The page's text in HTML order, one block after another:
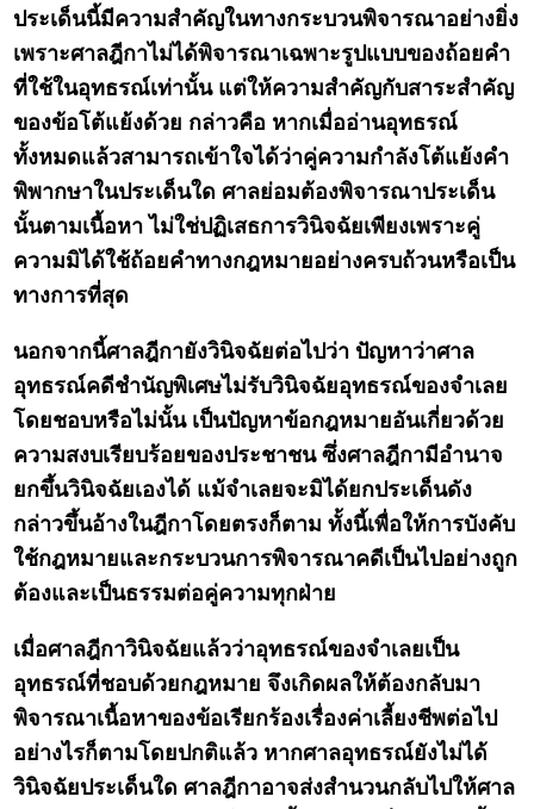
ประเด็นนี้มีความสำคัญในทางกระบวนพิจารณาอย่างยิ่ง
เพราะศาลฎีกาไม่ได้พิจารณาเฉพาะรูปแบบของถ้อยคำ
ที่ใช้ในอุทธรณ์เท่านั้น แต่ให้ความสำคัญกับสาระสำคัญ
ของข้อโต้แย้งด้วย กล่าวคือ หากเมื่ออ่านอุทธรณ์
ทั้งหมดแล้วสามารถเข้าใจได้ว่าคู่ความกำลังโต้แย้งคำ
พิพากษาในประเด็นใด ศาลย่อมต้องพิจารณาประเด็น
นั้นตามเนื้อหา ไม่ใช่ปฏิเสธการวินิจฉัยเพียงเพราะคู่
ความมิได้ใช้ถ้อยคำทางกฎหมายอย่างครบถ้วนหรือเป็น
ทางการที่สุด
นอกจากนี้ศาลฎีกายังวินิจฉัยต่อไปว่า ปัญหาว่าศาล
อุทธรณ์คดีชำนัญพิเศษไม่รับวินิจฉัยอุทธรณ์ของจำเลย
โดยชอบหรือไม่นั้น เป็นปัญหาข้อกฎหมายอันเกี่ยวด้วย
ความสงบเรียบร้อยของประชาชน ซึ่งศาลฎีกามีอำนาจ
ยกขึ้นวินิจฉัยเองได้ แม้จำเลยจะมิได้ยกประเด็นดัง
กล่าวขึ้นอ้างในฎีกาโดยตรงก็ตาม ทั้งนี้เพื่อให้การบังคับ
ใช้กฎหมายและกระบวนการพิจารณาคดีเป็นไปอย่างถูก
ต้องและเป็นธรรมต่อคู่ความทุกฝ่าย
เมื่อศาลฎีกาวินิจฉัยแล้วว่าอุทธรณ์ของจำเลยเป็น
อุทธรณ์ที่ชอบด้วยกฎหมาย จึงเกิดผลให้ต้องกลับมา
พิจารณาเนื้อหาของข้อเรียกร้องเรื่องค่าเลี้ยงชีพต่อไป
อย่างไรก็ตามโดยปกติแล้ว หากศาลอุทธรณ์ยังไม่ได้
วินิจฉัยประเด็นใด ศาลฎีกาอาจส่งสำนวนกลับไปให้ศาล